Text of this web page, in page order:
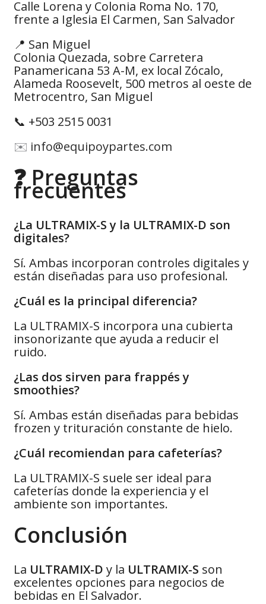
Calle Lorena y Colonia Roma No. 170,
frente a Iglesia El Carmen, San Salvador
📍 San Miguel
Colonia Quezada, sobre Carretera
Panamericana 53 A-M, ex local Zócalo,
Alameda Roosevelt, 500 metros al oeste de
Metrocentro, San Miguel
📞 +503 2515 0031
✉️ info@equipoypartes.com
❓ Preguntas
frecuentes
¿La ULTRAMIX-S y la ULTRAMIX-D son
digitales?
Sí. Ambas incorporan controles digitales y
están diseñadas para uso profesional.
¿Cuál es la principal diferencia?
La ULTRAMIX-S incorpora una cubierta
insonorizante que ayuda a reducir el
ruido.
¿Las dos sirven para frappés y
smoothies?
Sí. Ambas están diseñadas para bebidas
frozen y trituración constante de hielo.
¿Cuál recomiendan para cafeterías?
La ULTRAMIX-S suele ser ideal para
cafeterías donde la experiencia y el
ambiente son importantes.
Conclusión
La ULTRAMIX-D y la ULTRAMIX-S son
excelentes opciones para negocios de
bebidas en El Salvador.